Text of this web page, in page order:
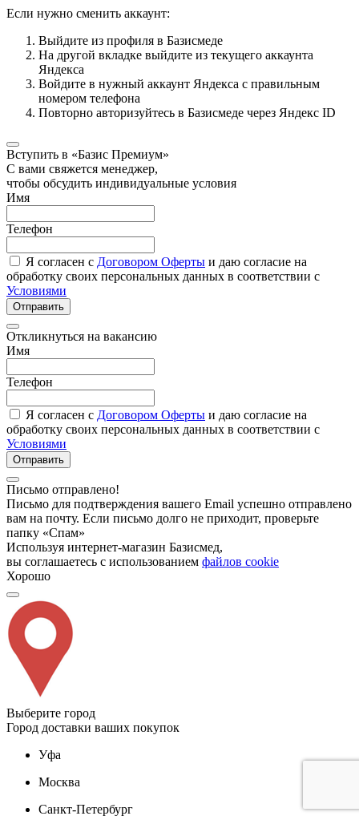
Если нужно сменить аккаунт:
Выйдите из профиля в Базисмеде
На другой вкладке выйдите из текущего аккаунта
Яндекса
Войдите в нужный аккаунт Яндекса с правильным
номером телефона
Повторно авторизуйтесь в Базисмеде через Яндекс ID
Вступить в «Базис Премиум»
С вами свяжется менеджер,
чтобы обсудить индивидуальные условия
Имя
Телефон
Я согласен с Договором Оферты и даю согласие на
обработку своих персональных данных в соответствии с
Условиями
Отправить
Откликнуться на вакансию
Имя
Телефон
Я согласен с Договором Оферты и даю согласие на
обработку своих персональных данных в соответствии с
Условиями
Отправить
Письмо отправлено!
Письмо для подтверждения вашего Email успешно отправлено
вам на почту. Если письмо долго не приходит, проверьте
папку «Спам»
Используя интернет-магазин Базисмед,
вы соглашаетесь с использованием файлов cookie
Хорошо
Выберите город
Город доставки ваших покупок
Уфа
Москва
Санкт-Петербург